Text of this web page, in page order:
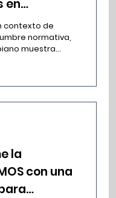
en
normativa,
muestra...
la
con una